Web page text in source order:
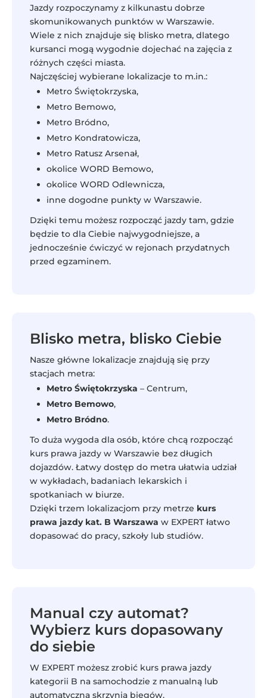
Jazdy rozpoczynamy z kilkunastu dobrze
skomunikowanych punktów w Warszawie.
Wiele z nich znajduje się blisko metra, dlatego
kursanci mogą wygodnie dojechać na zajęcia z
różnych części miasta.
Najczęściej wybierane lokalizacje to m.in.:
Metro Świętokrzyska,
Metro Bemowo,
Metro Bródno,
Metro Kondratowicza,
Metro Ratusz Arsenał,
okolice WORD Bemowo,
okolice WORD Odlewnicza,
inne dogodne punkty w Warszawie.
Dzięki temu możesz rozpocząć jazdy tam, gdzie
będzie to dla Ciebie najwygodniejsze, a
jednocześnie ćwiczyć w rejonach przydatnych
przed egzaminem.
Blisko metra, blisko Ciebie
Nasze główne lokalizacje znajdują się przy
stacjach metra:
Metro Świętokrzyska – Centrum,
Metro Bemowo,
Metro Bródno.
To duża wygoda dla osób, które chcą rozpocząć
kurs prawa jazdy w Warszawie bez długich
dojazdów. Łatwy dostęp do metra ułatwia udział
w wykładach, badaniach lekarskich i
spotkaniach w biurze.
Dzięki trzem lokalizacjom przy metrze kurs
prawa jazdy kat. B Warszawa w EXPERT łatwo
dopasować do pracy, szkoły lub studiów.
Manual czy automat?
Wybierz kurs dopasowany
do siebie
W EXPERT możesz zrobić kurs prawa jazdy
kategorii B na samochodzie z manualną lub
automatyczną skrzynią biegów.